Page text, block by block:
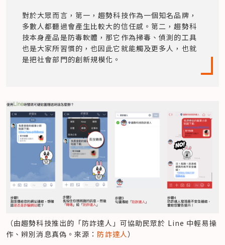
對於大眾而言，第一，趨勢科技作為一個知名品牌，
多數人都聽過會產生比較大的信任感。第二，趨勢科
技本身產品是防毒軟體，那它作為掃毒、偵測的工具
也是大家所習慣的，也因此它就能觸及更多人，也就
是把社會部門的創新規模化。
（由趨勢科技推出的「防詐達人」可協助民眾於 Line 中輕易操
作、辨別消息真偽。來源： 防詐達人）